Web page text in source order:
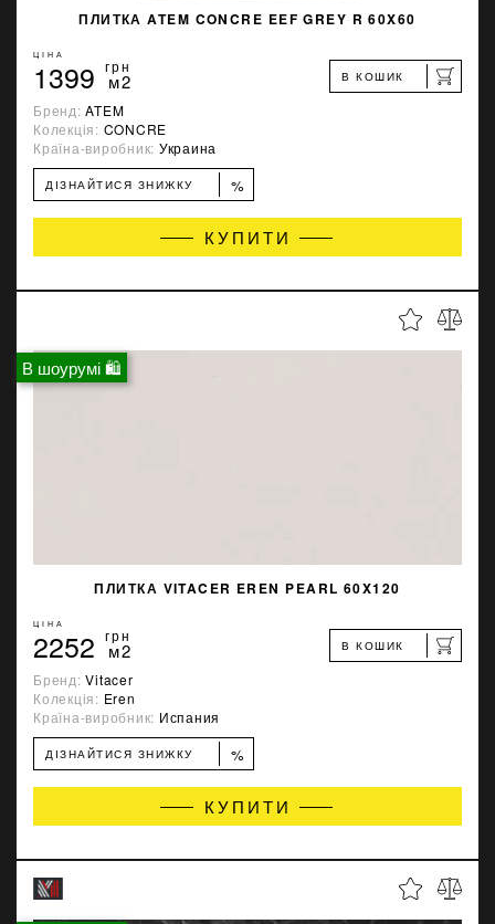
ПЛИТКА ATEM CONCRE EEF GREY R 60X60
ЦІНА
1399 грн
м2 В КОШИК
Бренд:ATEM
Колекція: CONCRE
Країна-виробник: Украина
ДІЗНАЙТИСЯ ЗНИЖКУ %
КУПИТИ
В шоурумі 🛍
ПЛИТКА VITACER EREN PEARL 60X120
ЦІНА
2252 грн
м2 В КОШИК
Бренд:Vitacer
Колекція: Eren
Країна-виробник: Испания
ДІЗНАЙТИСЯ ЗНИЖКУ %
КУПИТИ